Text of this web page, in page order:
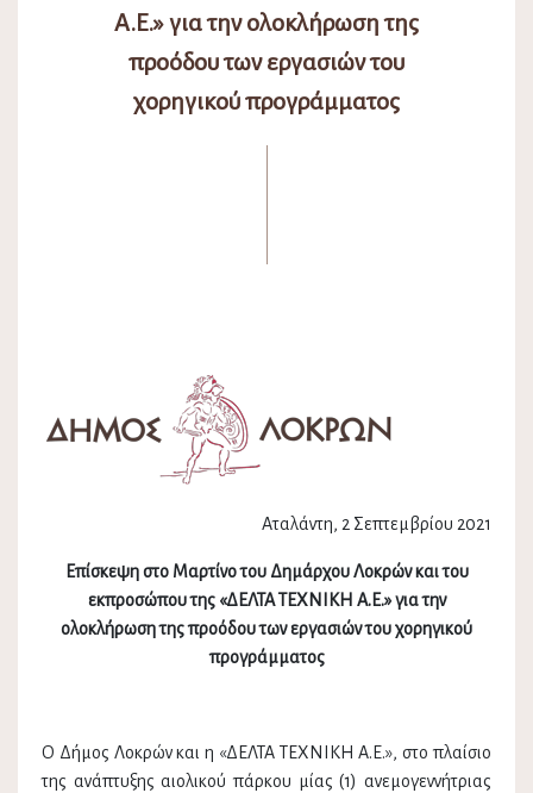
Α.Ε.» για την ολοκλήρωση της
προόδου των εργασιών του
χορηγικού προγράμματος
Αταλάντη, 2 Σεπτεμβρίου 2021
Επίσκεψη στο Μαρτίνο του Δημάρχου Λοκρών και του
εκπροσώπου της «ΔΕΛΤΑ ΤΕΧΝΙΚΗ Α.Ε.»για την
ολοκλήρωση της προόδου των εργασιών του χορηγικού
προγράμματος
Ο Δήμος Λοκρών και η «ΔΕΛΤΑ ΤΕΧΝΙΚΗ Α.Ε.», στο πλαίσιο
της ανάπτυξης αιολικού πάρκου μίας (1) ανεμογεννήτριας